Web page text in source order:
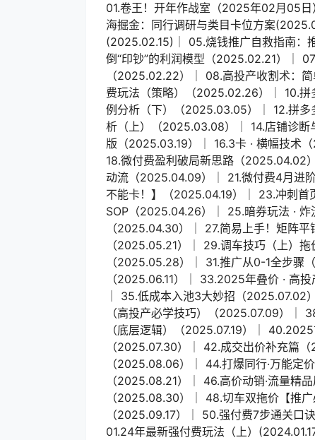
01.卷王！开年作战室（2025年02月05
海掘金：同行调研与类目卡位方案
(2025.02.15)│ 05.烧钱推广自救指南：
倒“印钞”的利润模型（2025.02.21）│
（2025.02.22）│ 08.高投产收割术：
费玩法（策略）（2025.02.26）│ 10.拼
例分析（下）（2025.03.05）│ 12.拼
析（上）（2025.03.08）│ 14.店铺诊断
版（2025.03.19）│ 16.3卡 · 横幅技术
18.微付费盈利破局新思路（
动流（2025.04.09）│ 21.微付费4月进
不能卡！】（2025.04.19）│ 23.冲刺
SOP（2025.04.26）│ 25.暗券玩法 ·
（2025.04.30）│ 27.简易上手！矩阵
（2025.05.21）│ 29.调车技巧（上）
（2025.05.28）│ 31.推广从0-1全步骤
（2025.06.11）│ 33.2025年叠价 · 高
│ 35.低成本入池3大妙招（
（高投产必学技巧）（2025.07.09）│
（底层逻辑）（2025.07.19）│
（2025.07.30）│ 42.成交出价补充篇
（2025.08.06）│ 44.打爆同行·万能定
（2025.08.21）│ 46.高价动销·流量精
（2025.08.30）│ 48.切车双拖价【推
（2025.09.17）│ 50.强付费7步通关口
01.24年最新强付费玩法（上）